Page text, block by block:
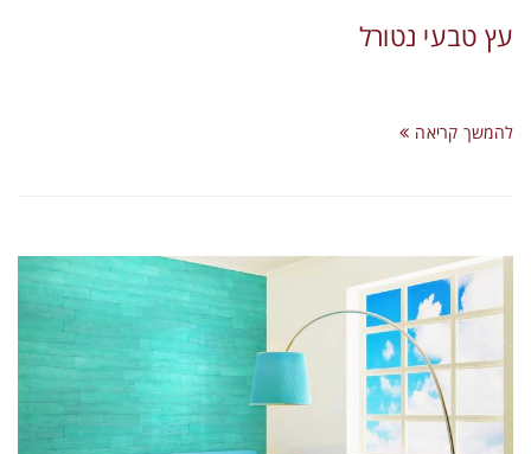
עץ טבעי נטורל
להמשך קריאה